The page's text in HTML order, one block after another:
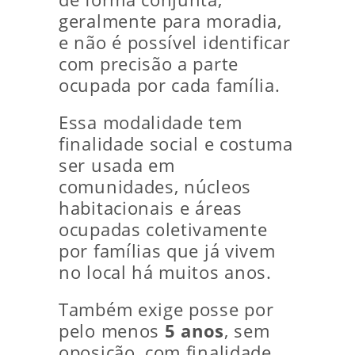
geralmente para moradia,
e não é possível identificar
com precisão a parte
ocupada por cada família.
Essa modalidade tem
finalidade social e costuma
ser usada em
comunidades, núcleos
habitacionais e áreas
ocupadas coletivamente
por famílias que já vivem
no local há muitos anos.
Também exige posse por
pelo menos 5 anos, sem